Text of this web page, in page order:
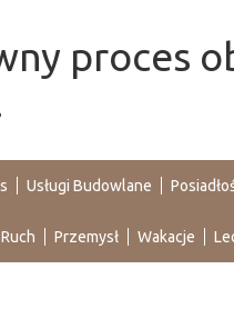
proces
Usługi Budowlane
Ruch Przemysł Wakacje